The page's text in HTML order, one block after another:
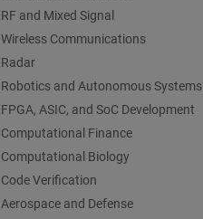
RF and Mixed Signal
Wireless Communications
Radar
Robotics and Autonomous Systems
FPGA, ASIC, and SoC Development
Computational Finance
Computational Biology
Code Verification
Aerospace and Defense